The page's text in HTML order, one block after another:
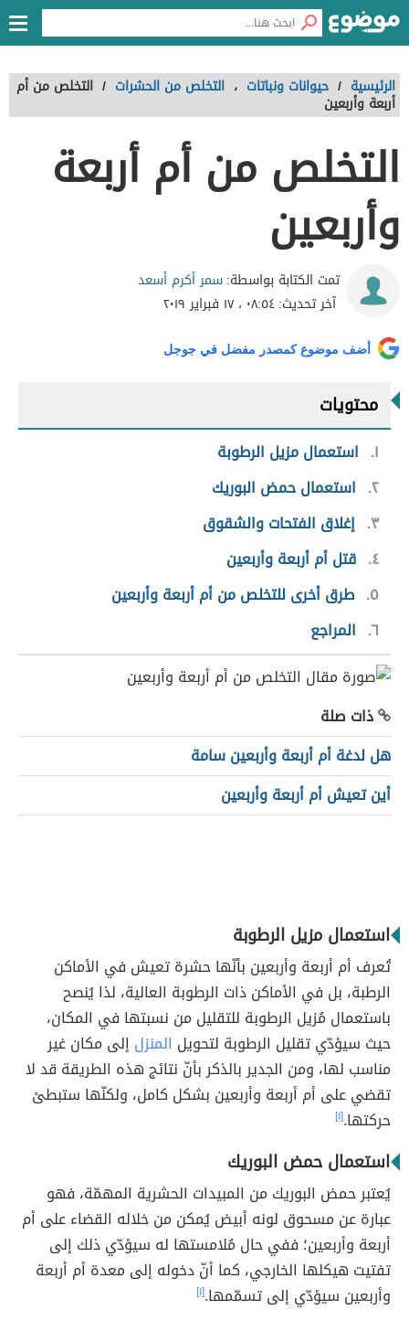
الرئيسية / حيوانات ونباتات ، التخلص من الحشرات / التخلص من أم
أربعة وأربعين
التخلص من أم أربعة
وأربعين
تمت الكتابة بواسطة:سمر أكرم أسعد
آخر تحديث:٠٨:٥٤ ، ١٧ فبراير ٢٠١٩
أضف موضوع كمصدر مفضل في جوجل
محتويات
١
استعمال مزيل الرطوبة
٢ استعمال حمض البوريك
٣ إغلاق الفتحات والشقوق
٤ قتل أم أربعة وأربعين
٥ طرق أخرى للتخلص من أم أربعة وأربعين
٦ المراجع
ذات صلة
هل لدغة أم أربعة وأربعين سامة
أين تعيش أم أربعة وأربعين
استعمال مزيل الرطوبة
تُعرف أم أربعة وأربعين بأنّها حشرة تعيش في الأماكن
الرطبة، بل في الأماكن ذات الرطوبة العالية، لذا يُنصح
باستعمال مُزيل الرطوبة للتقليل من نسبتها في المكان،
حيث سيؤدّي تقليل الرطوبة لتحويل المنزل إلى مكان غير
مناسب لها، ومن الجدير بالذكر بأنّ نتائج هذه الطريقة قد لا
تقضي على أم أربعة وأربعين بشكل كامل، ولكنّها ستبطئ
حركتها.[١]
استعمال حمض البوريك
يُعتبر حمض البوريك من المبيدات الحشرية المهمّة، فهو
عبارة عن مسحوق لونه أبيض يُمكن من خلاله القضاء على أم
أربعة وأربعين؛ ففي حال مُلامستها له سيؤدّي ذلك إلى
تفتيت هيكلها الخارجي، كما أنّ دخوله إلى معدة أم أربعة
وأربعين سيؤدّي إلى تسمّمها.[١]